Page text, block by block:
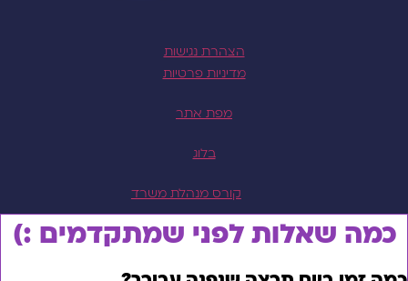
הצהרת נגישות
מדיניות פרטיות
מפת אתר
קורס מנהלת משרד
שאלות לפני שמתקדמים :)